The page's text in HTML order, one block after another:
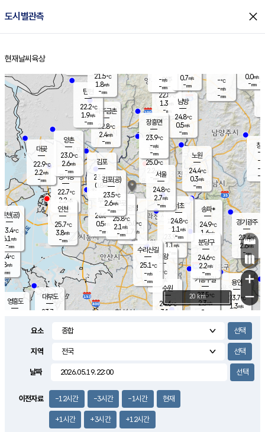
도시별관측 close
홈
현재날씨 육상
의도
℃
m/s
mm
영흥도
양주
22.8℃
1.3
-mm
과천
23.9℃
1.1m/s
- mm
용인
23.7℃
1.3m/s
경기광주
22.4℃
2.6m/s
-mm
1.8m/s
대부도
23.7
경서동
22.7℃
2.2 m/s
-mm
파주금촌
22.8℃
2.4m/s
-mm
-℃
-m/s
-mm
대곶
22.9℃
2.2m/s
-mm
창
-
-m/
-
탄현
22.2℃
1.9m/s
-mm
0.0m/s
-mm
의왕
- ℃
m/s
mm
김포
23.2℃
0.8 m/s
mm
광명
26.0
℃
1.7 m/s
-mm
부천
26.0℃
0.5m/s
-mm
양촌
23.0℃
2.6m/s
-mm
구로
25.8℃
2.1 m/s
-mm
은평
25.0℃
2.2 m/s
- mm
노원
24.4℃
0.3m/s
-mm
송파*
24.9℃
1.6m/s
-mm
서초
24.8℃
1.1 m/s
-mm
남방
24.8℃
0.5m/s
-mm
기흥구갈
23.5℃
2.3m/s
-
수리산길
25.1℃
-m/s
-mm
분당구
24.6℃
2.2m/s
-mm
장흥면
23.9℃
-m/s
-mm
-m/s
-mm
인천(공)
23.4℃
6.1 m/s
-mm
김포(공)
23.5℃
2.6m/s
-mm
수원
24.6℃
3.1 m/s
인천
25.7℃
3.8m/s
-mm
서울
24.8℃
2.7m/s
-mm
21.5℃
1.8m/s
-mm
0.7m/s
-mm
+
−
20 km
요소
지역
날짜
이전자료 -12시간 -3시간 -1시간 현재
+1시간 +3시간 +12시간